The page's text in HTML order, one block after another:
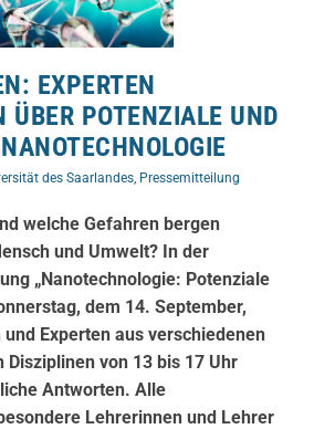
EXPERTEN
ÜBER POTENZIALE UND
des Saarlandes, Pressemitteilung
welche Gefahren bergen
und Umwelt? In der
„Nanotechnologie: Potenziale
dem 14. September,
Experten aus verschiedenen
von 13 bis 17 Uhr
Antworten. Alle
Lehrerinnen und Lehrer